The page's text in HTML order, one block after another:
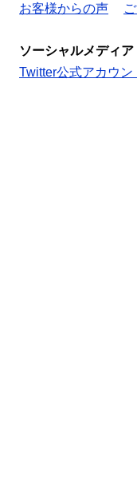
お客様からの声
ソーシャルメディア
Twitter公式アカウン